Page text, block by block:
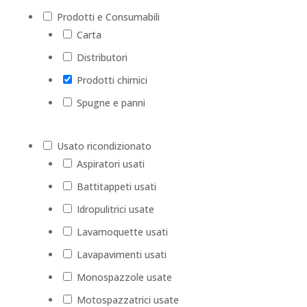
Prodotti e Consumabili
Carta
Distributori
Prodotti chimici
Spugne e panni
Usato ricondizionato
Aspiratori usati
Battitappeti usati
Idropulitrici usate
Lavamoquette usati
Lavapavimenti usati
Monospazzole usate
Motospazzatrici usate